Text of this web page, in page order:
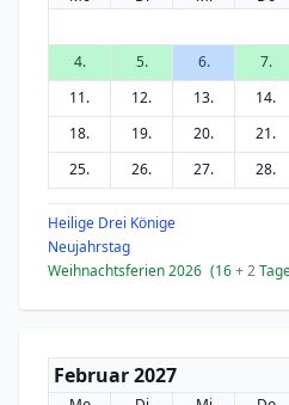
4.
5. 6. 7.
11.
12. 13. 14.
18.
19. 20. 21.
25.
26. 27. 28.
Heilige Drei Könige
Neujahrstag
Weihnachtsferien 2026 (16+ 2
Februar 2027